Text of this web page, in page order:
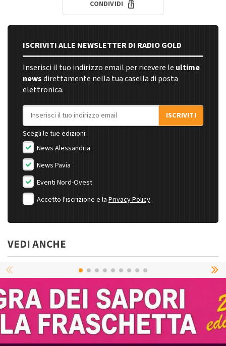
CONDIVIDI
ISCRIVITI ALLE NEWSLETTER DI RADIO GOLD
Inserisci il tuo indirizzo email per ricevere le ultime
newsdirettamente nella tua casella di posta
elettronica.
Indirizzo email
ISCRIVITI
Scegli le tue edizioni:
News Alessandria
News Pavia
Eventi Nord-Ovest
Accetto l'iscrizione e la Privacy Policy
VEDI ANCHE